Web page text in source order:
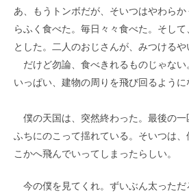
あ、もうトンボだが、そいつはやわら
らふく食べた。毎日々々食べた。そし
とした。二人のおじさんが、みつけるや
だけど勿論、食べきれるものじゃない
いっぱい、建物の周りを飛び回るように
僕の天国は、突然終わった。最後の一
ふちにのこって揺れている。そいつは
こかへ飛んでいってしまったらしい。
今の僕を見てくれ。ずいぶん太った